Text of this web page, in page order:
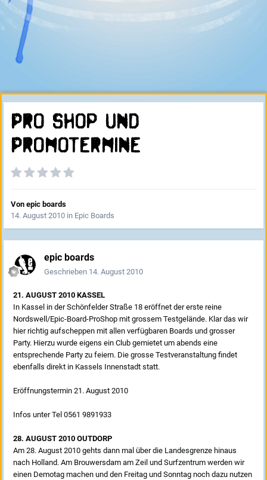
Pro Shop und
Promotermine
Von epic boards
14. August 2010 in Epic Boards
epic boards
Geschrieben 14. August 2010
21. AUGUST 2010 KASSEL
In Kassel in der Schönfelder Straße 18 eröffnet der erste reine
Nordswell/Epic-Board-ProShop mit grossem Testgelände. Klar das wir
hier richtig aufscheppen mit allen verfügbaren Boards und grosser
Party. Hierzu wurde eigens ein Club gemietet um abends eine
entsprechende Party zu feiern. Die grosse Testveranstaltung findet
ebenfalls direkt in Kassels Innenstadt statt.
Eröffnungstermin 21. August 2010
Infos unter Tel 0561 9891933
28. AUGUST 2010 OUTDORP
Am 28. August 2010 gehts dann mal über die Landesgrenze hinaus
nach Holland. Am Brouwersdam am Zeil und Surfzentrum werden wir
einen Demotag machen und den Freitag und Sonntag noch dazu nutzen